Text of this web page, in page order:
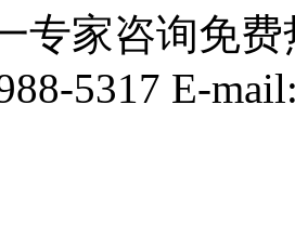
专家咨询免费
5317 E-